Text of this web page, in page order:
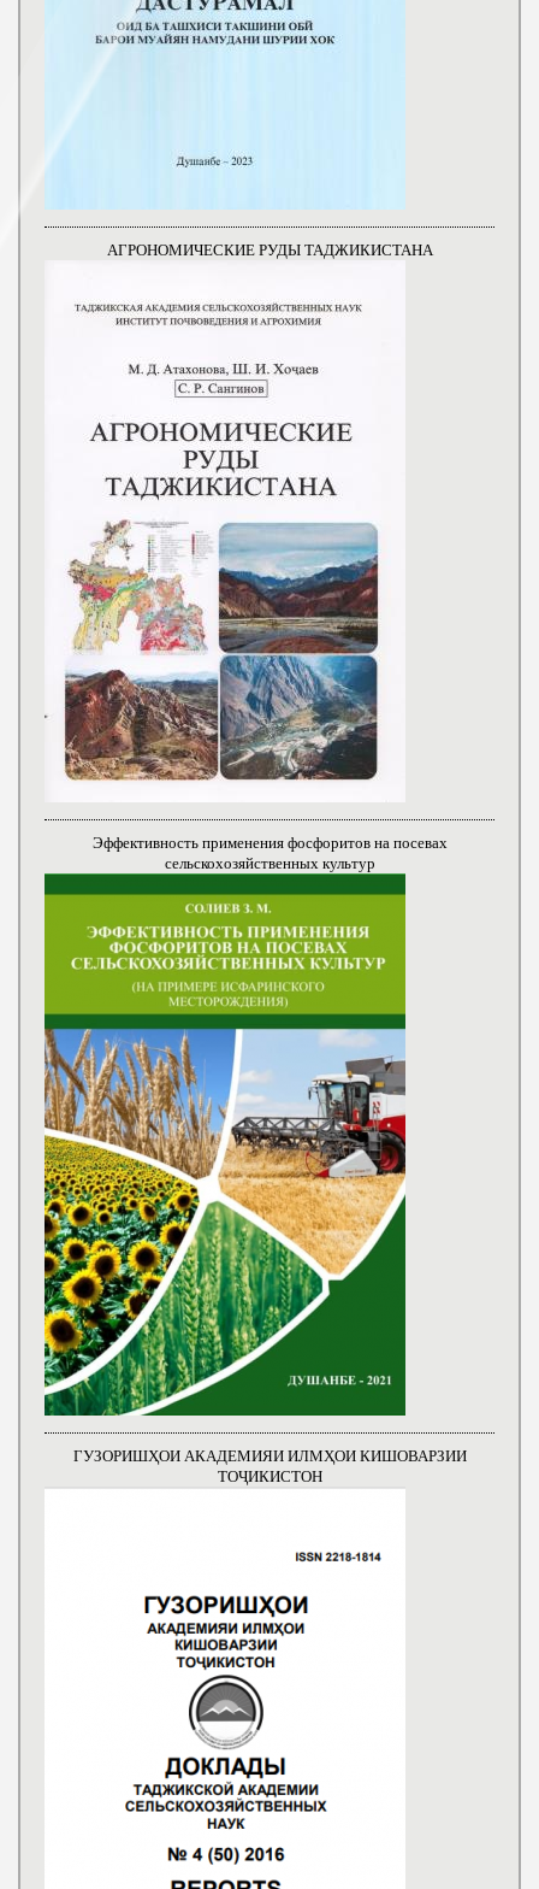
АГРОНОМИЧЕСКИЕ РУДЫ ТАДЖИКИСТАНА
Эффективность применения фосфоритов на посевах
сельскохозяйственных культур
ГУЗОРИШҲОИ АКАДЕМИЯИ ИЛМҲОИ КИШОВАРЗИИ
ТОҶИКИСТОН